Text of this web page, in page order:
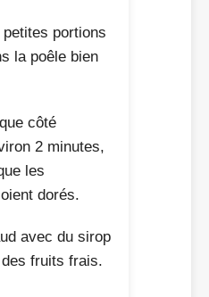
portions
la poêle bien
côté
2 minutes,
les
dorés.
avec du sirop
des fruits frais.